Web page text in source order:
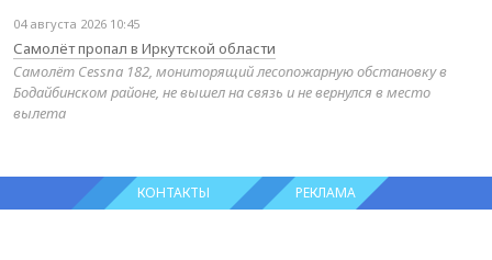
04 августа 2026 10:45
Самолёт пропал в Иркутской области
Самолёт Cessna 182, мониторящий лесопожарную обстановку в
Бодайбинском районе, не вышел на связь и не вернулся в место
вылета
КОНТАКТЫ РЕКЛАМА